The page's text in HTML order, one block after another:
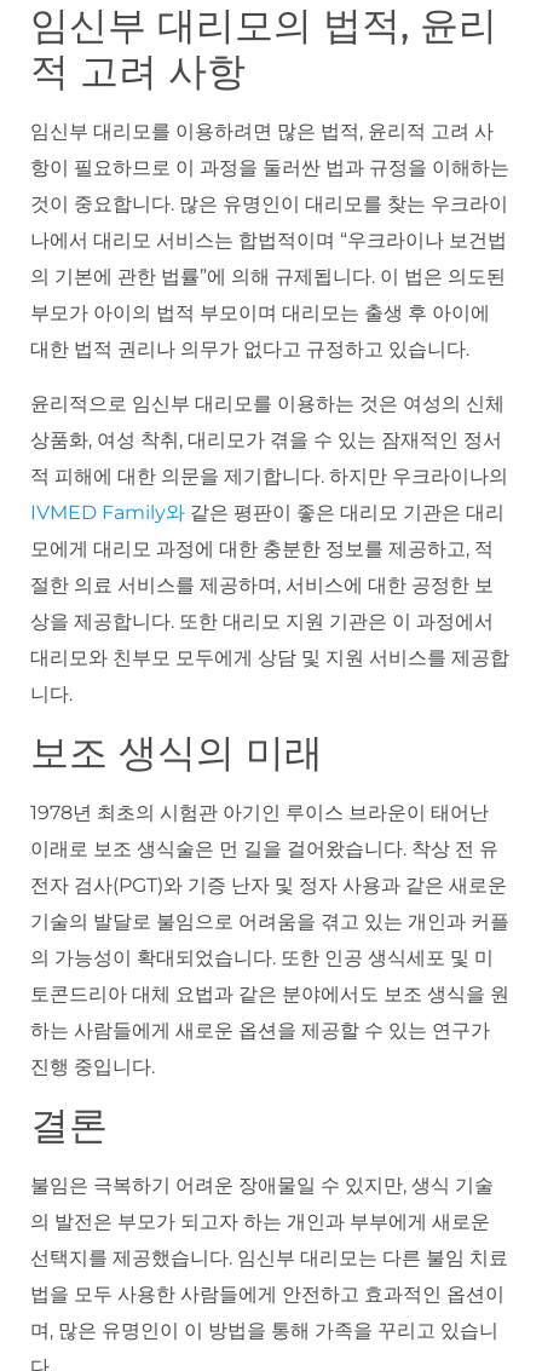
임신부 대리모의 법적, 윤리
적 고려 사항
임신부 대리모를 이용하려면 많은 법적, 윤리적 고려 사
항이 필요하므로 이 과정을 둘러싼 법과 규정을 이해하는
것이 중요합니다. 많은 유명인이 대리모를 찾는 우크라이
나에서 대리모 서비스는 합법적이며 “우크라이나 보건법
의 기본에 관한 법률”에 의해 규제됩니다. 이 법은 의도된
부모가 아이의 법적 부모이며 대리모는 출생 후 아이에
대한 법적 권리나 의무가 없다고 규정하고 있습니다.
윤리적으로 임신부 대리모를 이용하는 것은 여성의 신체
상품화, 여성 착취, 대리모가 겪을 수 있는 잠재적인 정서
적 피해에 대한 의문을 제기합니다. 하지만 우크라이나의
IVMED Family와 같은 평판이 좋은 대리모 기관은 대리
모에게 대리모 과정에 대한 충분한 정보를 제공하고, 적
절한 의료 서비스를 제공하며, 서비스에 대한 공정한 보
상을 제공합니다. 또한 대리모 지원 기관은 이 과정에서
대리모와 친부모 모두에게 상담 및 지원 서비스를 제공합
니다.
보조 생식의 미래
1978년 최초의 시험관 아기인 루이스 브라운이 태어난
이래로 보조 생식술은 먼 길을 걸어왔습니다. 착상 전 유
전자 검사(PGT)와 기증 난자 및 정자 사용과 같은 새로운
기술의 발달로 불임으로 어려움을 겪고 있는 개인과 커플
의 가능성이 확대되었습니다. 또한 인공 생식세포 및 미
토콘드리아 대체 요법과 같은 분야에서도 보조 생식을 원
하는 사람들에게 새로운 옵션을 제공할 수 있는 연구가
진행 중입니다.
결론
불임은 극복하기 어려운 장애물일 수 있지만, 생식 기술
의 발전은 부모가 되고자 하는 개인과 부부에게 새로운
선택지를 제공했습니다. 임신부 대리모는 다른 불임 치료
법을 모두 사용한 사람들에게 안전하고 효과적인 옵션이
며, 많은 유명인이 이 방법을 통해 가족을 꾸리고 있습니